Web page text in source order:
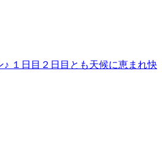
１日目２日目とも天候に恵まれ快